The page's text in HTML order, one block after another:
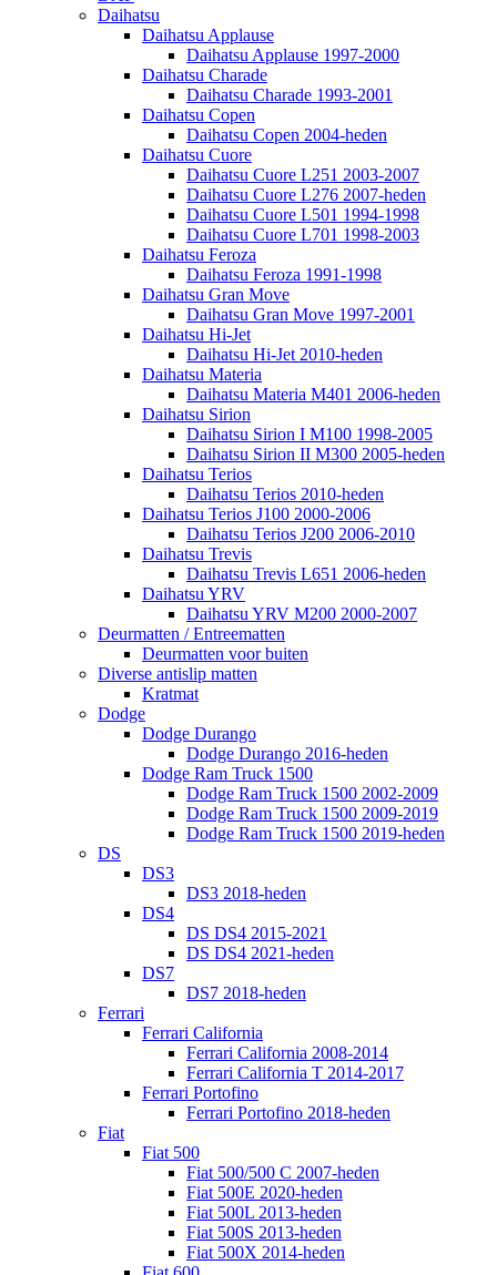
Daihatsu
Daihatsu Applause
Daihatsu Applause 1997-2000
Daihatsu Charade
Daihatsu Charade 1993-2001
Daihatsu Copen
Daihatsu Copen 2004-heden
Daihatsu Cuore
Daihatsu Cuore L251 2003-2007
Daihatsu Cuore L276 2007-heden
Daihatsu Cuore L501 1994-1998
Daihatsu Cuore L701 1998-2003
Daihatsu Feroza
Daihatsu Feroza 1991-1998
Daihatsu Gran Move
Daihatsu Gran Move 1997-2001
Daihatsu Hi-Jet
Daihatsu Hi-Jet 2010-heden
Daihatsu Materia
Daihatsu Materia M401 2006-heden
Daihatsu Sirion
Daihatsu Sirion I M100 1998-2005
Daihatsu Sirion II M300 2005-heden
Daihatsu Terios
Daihatsu Terios 2010-heden
Daihatsu Terios J100 2000-2006
Daihatsu Terios J200 2006-2010
Daihatsu Trevis
Daihatsu Trevis L651 2006-heden
Daihatsu YRV
Daihatsu YRV M200 2000-2007
Deurmatten / Entreematten
Deurmatten voor buiten
Diverse antislip matten
Kratmat
Dodge
Dodge Durango
Dodge Durango 2016-heden
Dodge Ram Truck 1500
Dodge Ram Truck 1500 2002-2009
Dodge Ram Truck 1500 2009-2019
Dodge Ram Truck 1500 2019-heden
DS
DS3
DS3 2018-heden
DS4
DS DS4 2015-2021
DS DS4 2021-heden
DS7
DS7 2018-heden
Ferrari
Ferrari California
Ferrari California 2008-2014
Ferrari California T 2014-2017
Ferrari Portofino
Ferrari Portofino 2018-heden
Fiat
Fiat 500
Fiat 500/500 C 2007-heden
Fiat 500E 2020-heden
Fiat 500L 2013-heden
Fiat 500S 2013-heden
Fiat 500X 2014-heden